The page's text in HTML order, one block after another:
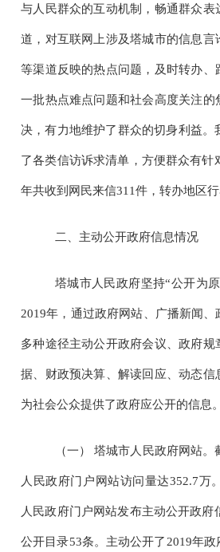
与人民群众的互动机制，畅通群众表
道，对互联网上涉及塔城市的信息言
等渠道反映的热点问题，及时转办、
一批热点难点问题和社会高度关注的
决，有力地维护了群众的切身利益。
了各类信访诉求清单，方便群众有针
年共收到网民来信311件，转办地区
二、主动公开政府信息情况
塔城市人民政府坚持“公开为
2019年，通过政府网站、广播新闻
多种途径主动公开政府会议、政府规
据、财政预决算、解读回应、动态信
为社会公众提供了政府应公开的信息。
（一） 塔城市人民政府网站。
人民政府门户网站访问量达352.7万。
人民政府门户网站发布主动公开政府
公开目录53条。主动公开了 2019年政